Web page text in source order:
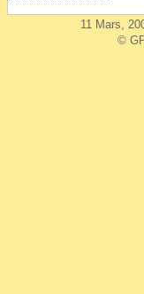
11 Mars,
©